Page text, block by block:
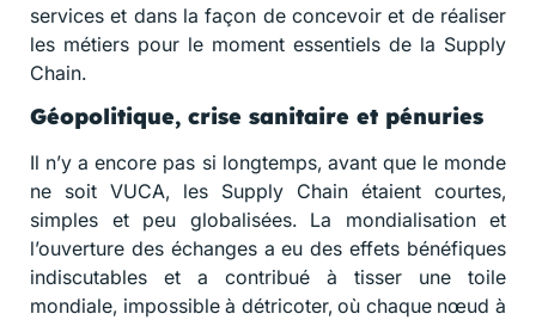
services et dans la façon de concevoir et de réaliser
les métiers pour le moment essentiels de la Supply
Chain.
Géopolitique, crise sanitaire et pénuries
Il n’y a encore pas si longtemps, avant que le monde
ne soit VUCA, les Supply Chain étaient courtes,
simples et peu globalisées. La mondialisation et
l’ouverture des échanges a eu des effets bénéfiques
indiscutables et a contribué à tisser une toile
mondiale, impossible à détricoter, où chaque nœud à